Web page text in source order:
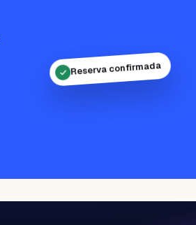
Reserva confirmada